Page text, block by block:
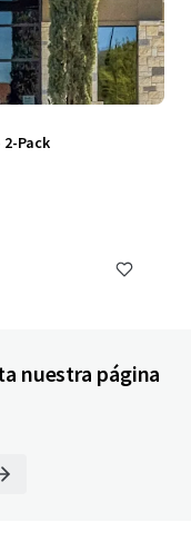
Pack
nuestra página